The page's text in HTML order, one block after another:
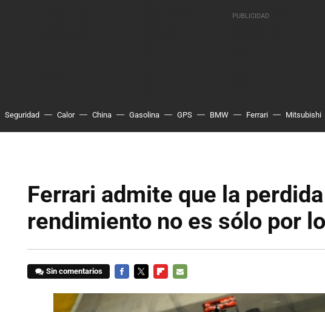
Seguridad Calor China Gasolina GPS BMW Ferrari Mitsubishi
Ferrari admite que la
rendimiento no es sólo por
Sin comentarios